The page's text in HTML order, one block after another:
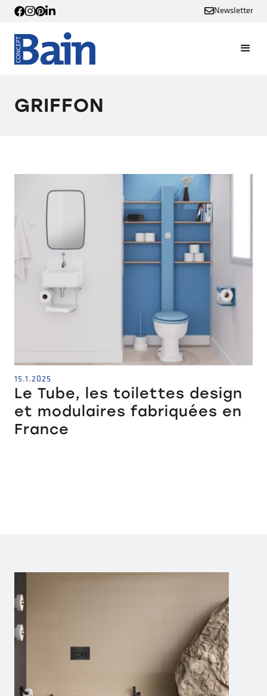
Newsletter
GRIFFON
15.1.2025
Le Tube, les toilettes design
et modulaires fabriquées en
France